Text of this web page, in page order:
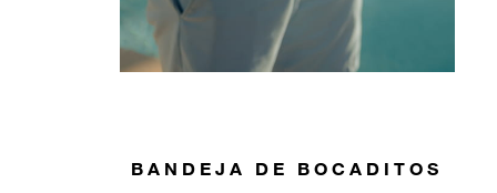
BANDEJA DE BOCADITOS